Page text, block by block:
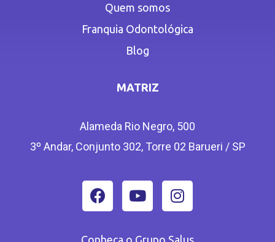
Quem somos
Franquia Odontológica
Blog
MATRIZ
Alameda Rio Negro, 500
3º Andar, Conjunto 302, Torre 02 Barueri / SP
Conheça o Grupo Salus